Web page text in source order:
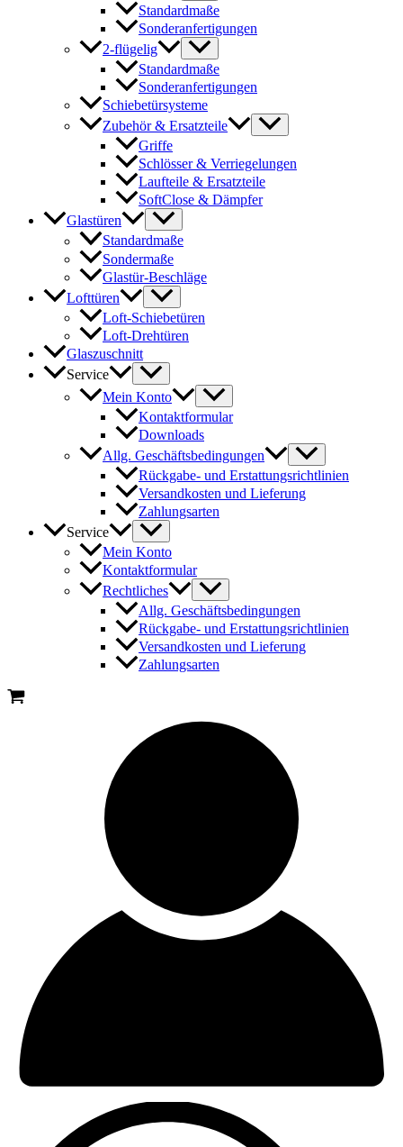
Standardmaße
Sonderanfertigungen
2-flügelig
Standardmaße
Sonderanfertigungen
Schiebetürsysteme
Zubehör & Ersatzteile
Griffe
Schlösser & Verriegelungen
Laufteile & Ersatzteile
SoftClose & Dämpfer
Glastüren
Standardmaße
Sondermaße
Glastür-Beschläge
Lofttüren
Loft-Schiebetüren
Loft-Drehtüren
Glaszuschnitt
Service
Mein Konto
Kontaktformular
Downloads
Allg. Geschäftsbedingungen
Rückgabe- und Erstattungsrichtlinien
Versandkosten und Lieferung
Zahlungsarten
Service
Mein Konto
Kontaktformular
Rechtliches
Allg. Geschäftsbedingungen
Rückgabe- und Erstattungsrichtlinien
Versandkosten und Lieferung
Zahlungsarten